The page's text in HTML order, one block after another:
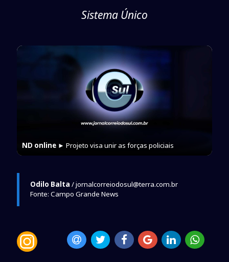
Sistema Único
ND online► Projeto visa unir as forças policiais
Odilo Balta / jornalcorreiodosul@terra.com.br
Fonte: Campo Grande News